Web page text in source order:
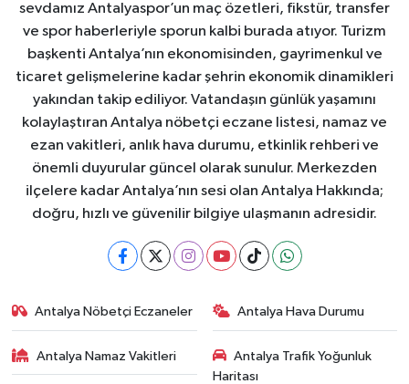
sevdamız Antalyaspor’un maç özetleri, fikstür, transfer
ve spor haberleriyle sporun kalbi burada atıyor. Turizm
başkenti Antalya’nın ekonomisinden, gayrimenkul ve
ticaret gelişmelerine kadar şehrin ekonomik dinamikleri
yakından takip ediliyor. Vatandaşın günlük yaşamını
kolaylaştıran Antalya nöbetçi eczane listesi, namaz ve
ezan vakitleri, anlık hava durumu, etkinlik rehberi ve
önemli duyurular güncel olarak sunulur. Merkezden
ilçelere kadar Antalya’nın sesi olan Antalya Hakkında;
doğru, hızlı ve güvenilir bilgiye ulaşmanın adresidir.
Antalya Nöbetçi Eczaneler Antalya Hava Durumu
Antalya Namaz Vakitleri
Antalya Trafik Yoğunluk
Haritası